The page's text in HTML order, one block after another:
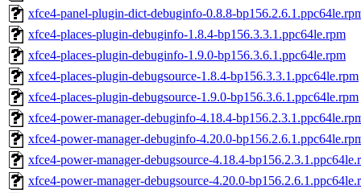
xfce4-panel-plugin-dict-debuginfo-0.8.8-
xfce4-places-plugin-debuginfo-1.8.4-bp156.3.3.1.ppc64le.rpm
xfce4-places-plugin-debuginfo-1.9.0-bp156.3.6.1.ppc64le.rpm
xfce4-places-plugin-debugsource-1.8.4-bp156.3.3.1.ppc64le.rpm
xfce4-places-plugin-debugsource-1.9.0-bp156.3.6.1.ppc64le.rpm
xfce4-power-manager-debuginfo-4.18.4-
xfce4-power-manager-debuginfo-4.20.0-
xfce4-power-manager-debugsource-4.18.4-
xfce4-power-manager-debugsource-4.20.0-